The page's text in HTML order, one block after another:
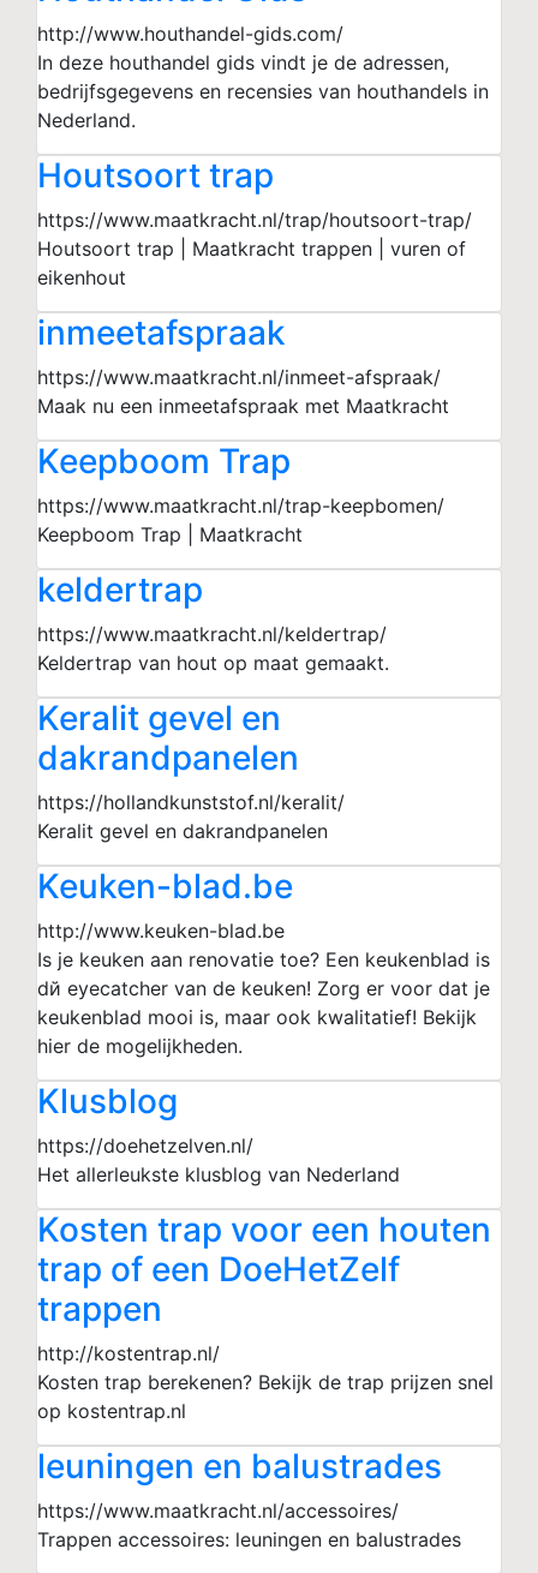
http://www.houthandel-gids.com/
In deze houthandel gids vindt je de adressen,
bedrijfsgegevens en recensies van houthandels in
Nederland.
Houtsoort trap
https://www.maatkracht.nl/trap/houtsoort-trap/
Houtsoort trap | Maatkracht trappen | vuren of
eikenhout
inmeetafspraak
https://www.maatkracht.nl/inmeet-afspraak/
Maak nu een inmeetafspraak met Maatkracht
Keepboom Trap
https://www.maatkracht.nl/trap-keepbomen/
Keepboom Trap | Maatkracht
keldertrap
https://www.maatkracht.nl/keldertrap/
Keldertrap van hout op maat gemaakt.
Keralit gevel en
dakrandpanelen
https://hollandkunststof.nl/keralit/
Keralit gevel en dakrandpanelen
Keuken-blad.be
http://www.keuken-blad.be
Is je keuken aan renovatie toe? Een keukenblad is
dй eyecatcher van de keuken! Zorg er voor dat je
keukenblad mooi is, maar ook kwalitatief! Bekijk
hier de mogelijkheden.
Klusblog
https://doehetzelven.nl/
Het allerleukste klusblog van Nederland
Kosten trap voor een houten
trap of een DoeHetZelf
trappen
http://kostentrap.nl/
Kosten trap berekenen? Bekijk de trap prijzen snel
op kostentrap.nl
leuningen en balustrades
https://www.maatkracht.nl/accessoires/
Trappen accessoires: leuningen en balustrades